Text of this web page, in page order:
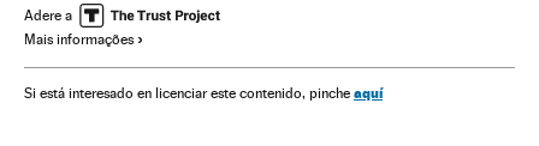
Prêmios Cinema Verne
Adere a
Mais informações
Si está interesado en licenciar este contenido, pinche aquí